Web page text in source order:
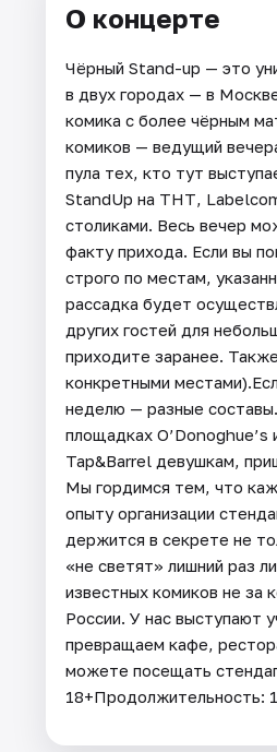
О концерте
Чёрный Stand-up — это
в двух городах — в
комика с более чёрным
комиков — ведущий
пула тех, кто тут
StandUp на ТНТ,
столиками. Весь вечер
факту прихода. Если вы
строго по местам,
рассадка будет
других гостей для
приходите заранее.
конкретными
неделю — разные
площадках
Tap&Barrel девушкам,
Мы гордимся тем, что
опыту организации
держится в секрете не
«не светят» лишний раз
известных комиков не за
России. У нас выступают
превращаем кафе,
можете посещать
18+Продолжительность: